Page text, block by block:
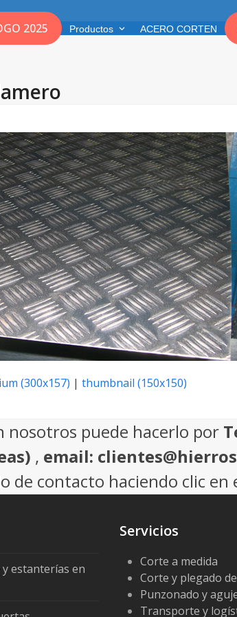
2025 Productos ACERO CORTEN
(300x157) | thumbnail (150x150)
nosotros puede hacerlo por
, email:
de contacto haciendo clic en
estanterías en
Servicios
Corte a medida
Corte y plegado
Punzonado y
Transporte y